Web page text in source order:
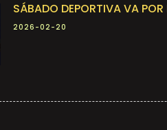
SÁBADO DEPORTIVA VA POR
2026-02-20